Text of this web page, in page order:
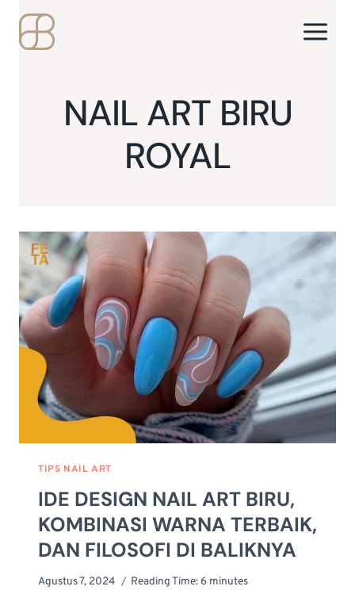
content
NAIL ART BIRU
ROYAL
TIPS NAIL ART
IDE DESIGN NAIL ART BIRU,
KOMBINASI WARNA TERBAIK,
DAN FILOSOFI DI BALIKNYA
Agustus 7, 2024 Reading Time: 6 minutes